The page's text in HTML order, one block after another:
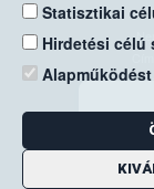
Statisztikai
Hirdetési célú